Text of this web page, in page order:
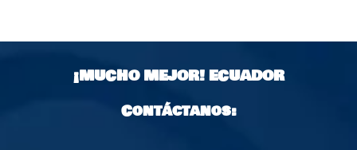
5
t
¡MUCHO MEJOR!ECUADOR
Contáctanos: